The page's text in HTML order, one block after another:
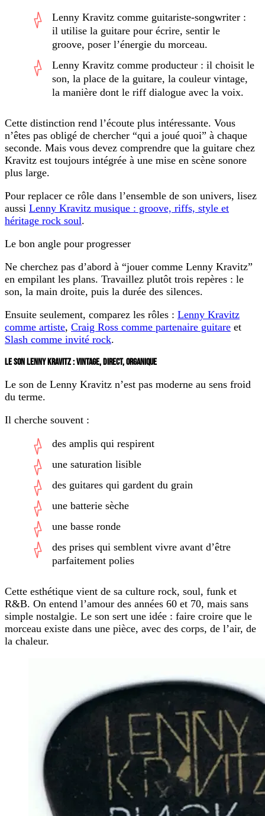
Lenny Kravitz comme guitariste-songwriter :
il utilise la guitare pour écrire, sentir le
groove, poser l’énergie du morceau.
Lenny Kravitz comme producteur : il choisit le
son, la place de la guitare, la couleur vintage,
la manière dont le riff dialogue avec la voix.
Cette distinction rend l’écoute plus intéressante. Vous
n’êtes pas obligé de chercher “qui a joué quoi” à chaque
seconde. Mais vous devez comprendre que la guitare chez
Kravitz est toujours intégrée à une mise en scène sonore
plus large.
Pour replacer ce rôle dans l’ensemble de son univers, lisez
aussi Lenny Kravitz musique : groove, riffs, style et
héritage rock soul.
Le bon angle pour progresser
Ne cherchez pas d’abord à “jouer comme Lenny Kravitz”
en empilant les plans. Travaillez plutôt trois repères : le
son, la main droite, puis la durée des silences.
Ensuite seulement, comparez les rôles : Lenny Kravitz
comme artiste, Craig Ross comme partenaire guitare et
Slash comme invité rock.
LE SON LENNY KRAVITZ : VINTAGE, DIRECT, ORGANIQUE
Le son de Lenny Kravitz n’est pas moderne au sens froid
du terme.
Il cherche souvent :
des amplis qui respirent
une saturation lisible
des guitares qui gardent du grain
une batterie sèche
une basse ronde
des prises qui semblent vivre avant d’être
parfaitement polies
Cette esthétique vient de sa culture rock, soul, funk et
R&B. On entend l’amour des années 60 et 70, mais sans
simple nostalgie. Le son sert une idée : faire croire que le
morceau existe dans une pièce, avec des corps, de l’air, de
la chaleur.